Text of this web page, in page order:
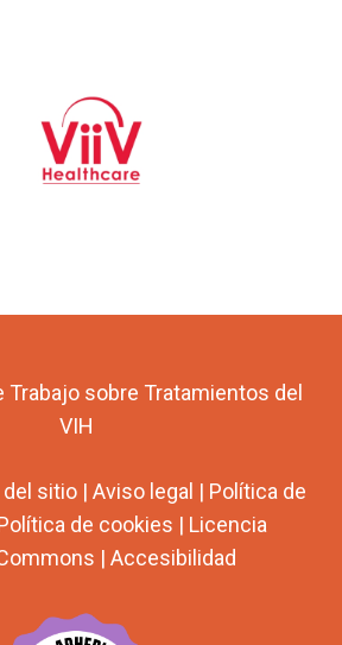
Trabajo sobre Tratamientos del
VIH
del sitio | Aviso legal | Política de
de cookies | Licencia
| Accesibilidad